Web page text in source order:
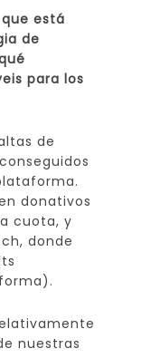
está
de
para los
de
donativos
cuota, y
donde
nuestras